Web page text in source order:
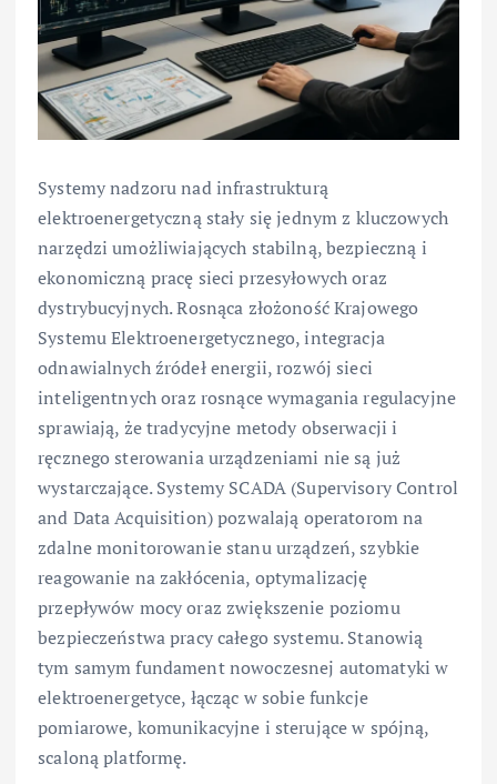
Systemy nadzoru nad infrastrukturą
elektroenergetyczną stały się jednym z kluczowych
narzędzi umożliwiających stabilną, bezpieczną i
ekonomiczną pracę sieci przesyłowych oraz
dystrybucyjnych. Rosnąca złożoność Krajowego
Systemu Elektroenergetycznego, integracja
odnawialnych źródeł energii, rozwój sieci
inteligentnych oraz rosnące wymagania regulacyjne
sprawiają, że tradycyjne metody obserwacji i
ręcznego sterowania urządzeniami nie są już
wystarczające. Systemy SCADA (Supervisory Control
and Data Acquisition) pozwalają operatorom na
zdalne monitorowanie stanu urządzeń, szybkie
reagowanie na zakłócenia, optymalizację
przepływów mocy oraz zwiększenie poziomu
bezpieczeństwa pracy całego systemu. Stanowią
tym samym fundament nowoczesnej automatyki w
elektroenergetyce, łącząc w sobie funkcje
pomiarowe, komunikacyjne i sterujące w spójną,
scaloną platformę.